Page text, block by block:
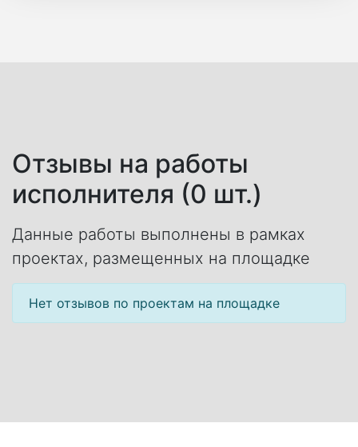
Отзывы на работы
исполнителя (0 шт.)
Данные работы выполнены в рамках
проектах, размещенных на площадке
Нет отзывов по проектам на площадке